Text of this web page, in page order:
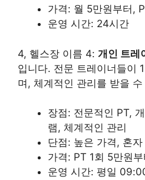
가격: 월 5만원부터,
운영 시간: 24시간
4, 헬스장 이름 4: 개인 트레
입니다. 전문 트레이너들이
며, 체계적인 관리를 받을
장점: 전문적인 PT,
램, 체계적인 관리
단점: 높은 가격, 혼
가격: PT 1회 5만원
운영 시간: 평일